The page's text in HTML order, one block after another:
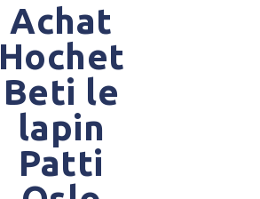
Achat
Hochet
Beti le
lapin
Patti